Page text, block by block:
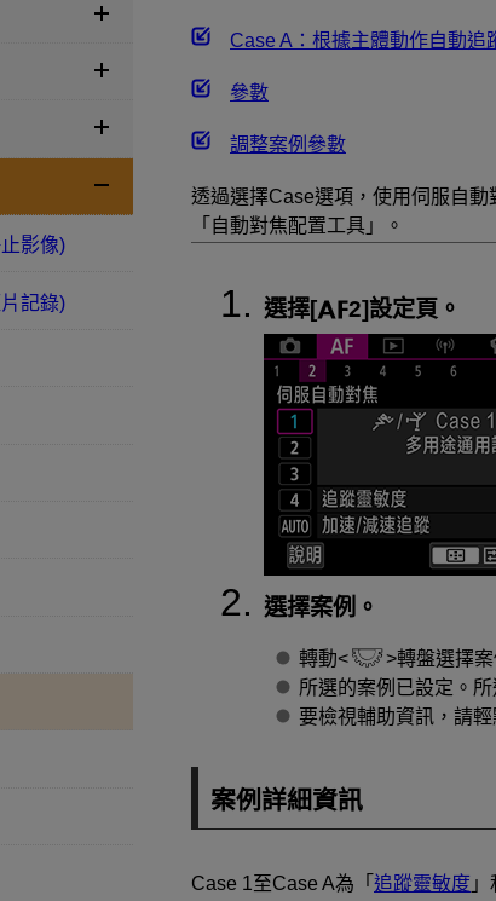
Case A：根據主體動作自動追
參數
調整案例參數
透過選擇Case選項，使用伺服自動
「自動對焦配置工具」。
選擇[ 2]設定頁。
選擇案例。
轉動 轉盤選擇
所選的案例已設定。
要檢視輔助資訊，請輕
案例詳細資訊
Case 1至Case A為「 追蹤靈敏度 」
影像)
記錄)